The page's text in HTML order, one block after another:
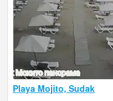
Playa Mojito, Sudak